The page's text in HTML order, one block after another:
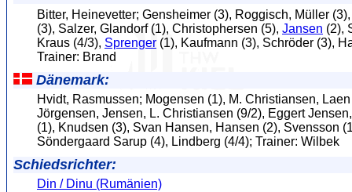
Bitter, Heinevetter; Gensheimer (3), Roggisch, Müller
(3), Salzer, Glandorf (1), Christophersen (5), Jansen (2),
Kraus (4/3), Sprenger (1), Kaufmann (3), Schröder (3),
Trainer: Brand
Dänemark:
Hvidt, Rasmussen; Mogensen (1), M. Christiansen,
Jörgensen, Jensen, L. Christiansen (9/2), Eggert
(1), Knudsen (3), Svan Hansen, Hansen (2), Svensson
Söndergaard Sarup (4), Lindberg (4/4); Trainer: Wilbek
Schiedsrichter:
Din / Dinu (Rumänien)